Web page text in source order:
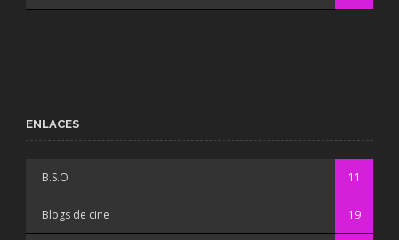
ENLACES
B.S.O 11
Blogs de cine 19